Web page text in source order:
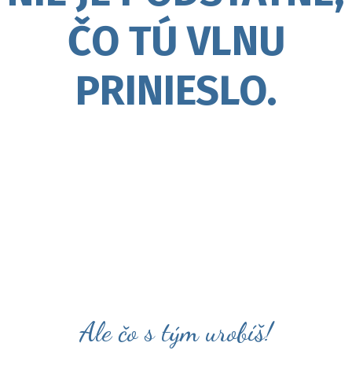
ČO TÚ VLNU
PRINIESLO.
Ale čo s tým urobíš!